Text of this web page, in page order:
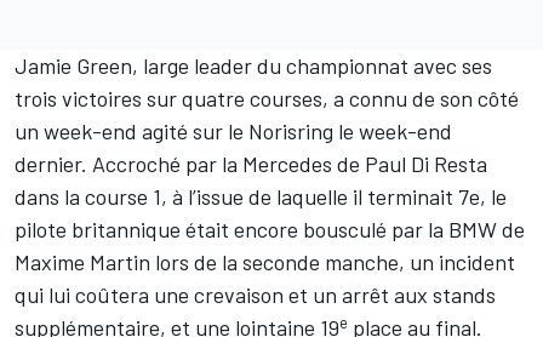
Jamie Green, large leader du championnat avec ses
trois victoires sur quatre courses, a connu de son côté
un week-end agité sur le Norisring le week-end
dernier. Accroché par la Mercedes de Paul Di Resta
dans la course 1, à l’issue de laquelle il terminait 7e, le
pilote britannique était encore bousculé par la BMW de
Maxime Martin lors de la seconde manche, un incident
qui lui coûtera une crevaison et un arrêt aux stands
supplémentaire, et une lointaine 19e place au final.